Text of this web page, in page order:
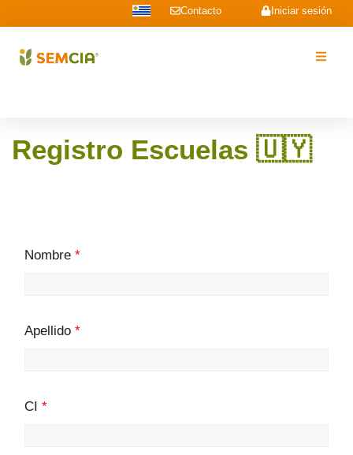
Iniciar sesión
Contacto
Registro Escuelas 🇺🇾​
Nombre *
Apellido *
CI *